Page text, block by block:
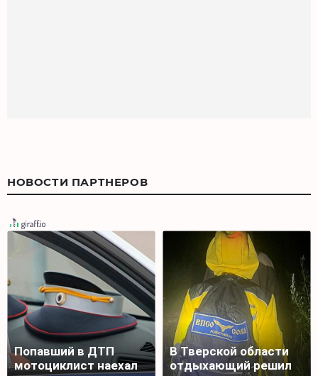
НОВОСТИ ПАРТНЕРОВ
Попавший в ДТП
мотоциклист наехал
В Тверской области
отдыхающий решил